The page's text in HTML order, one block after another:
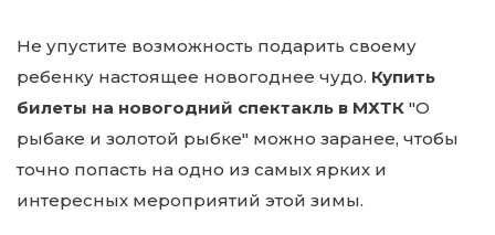
Не упустите возможность подарить своему
ребенку настоящее новогоднее чудо. Купить
билеты на новогодний спектакль в МХТК "О
рыбаке и золотой рыбке" можно заранее, чтобы
точно попасть на одно из самых ярких и
интересных мероприятий этой зимы.